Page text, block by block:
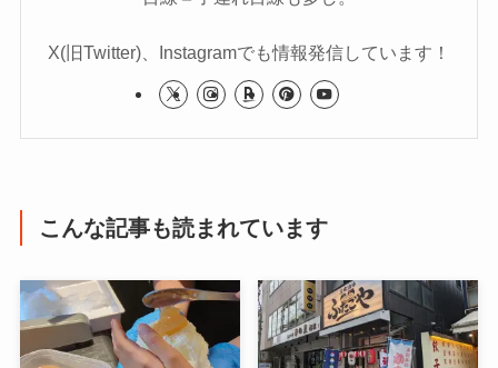
X(旧Twitter)、Instagramでも情報発信しています！
こんな記事も読まれています